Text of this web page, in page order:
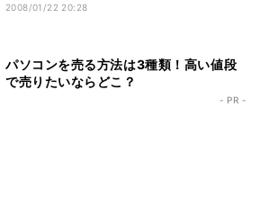
2008/01/22 20:28
パソコンを売る方法は3種類！高い値段
で売りたいならどこ？
- PR -